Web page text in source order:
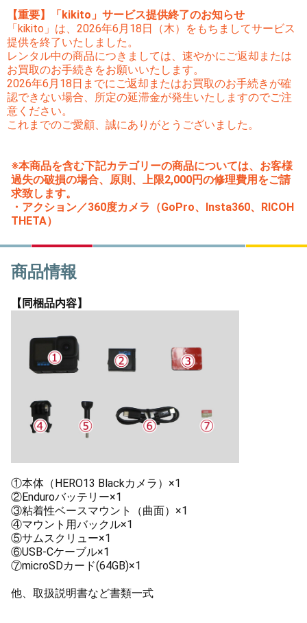
【重要】「kikito」サービス提供終了のお知らせ
「kikito」は、2026年6月18日（木）をもちましてサービス
提供を終了いたしました。
レンタル中の商品につきましては、速やかにご返却または
お買取のお手続きをお願いいたします。
2026年6月18日までにご返却またはお買取のお手続きが確
認できない場合、所定の延滞金が発生いたしますのでご注
意ください。
これまでのご愛顧、誠にありがとうございました。
※本商品を含む下記カテゴリーの商品については、お客様
過失の破損の場合、原則、上限2,000円の修理費用をご請
求致します。
・アクション／360度カメラ（GoPro、Insta360、RICOH
THETA）
商品情報
【同梱品内容】
①本体（HERO13 Blackカメラ）×1
②Enduroバッテリー×1
③粘着性ベースマウント（曲面）×1
④マウント用バックル×1
⑤サムスクリュー×1
⑥USB-Cケーブル×1
⑦microSDカード(64GB)×1
他、取扱説明書など書類一式